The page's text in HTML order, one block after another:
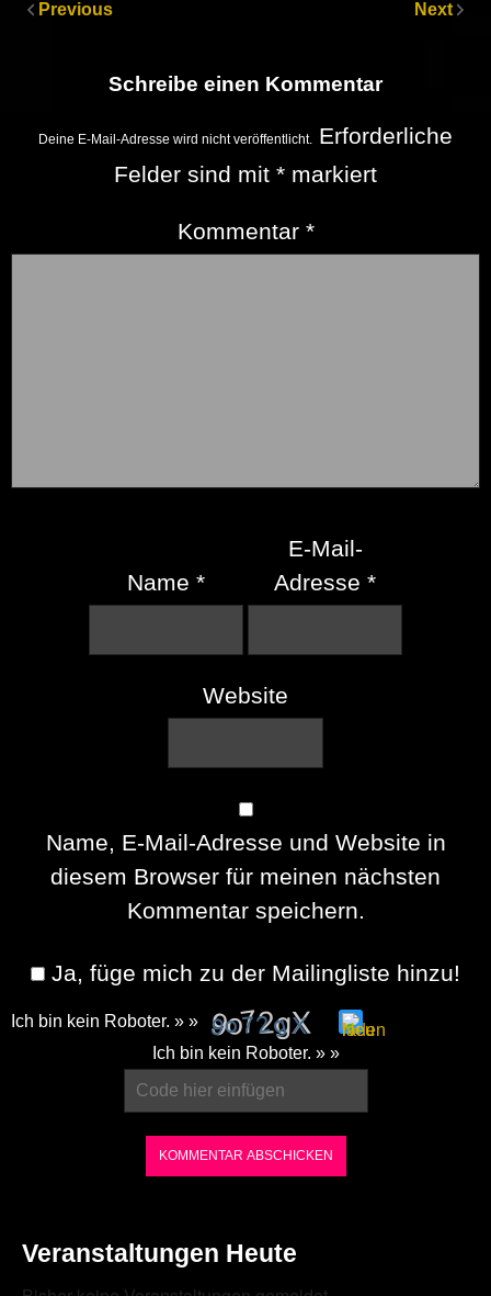
Previous Next
Schreibe einen Kommentar
Deine E-Mail-Adresse wird nicht veröffentlicht. Erforderliche
Felder sind mit * markiert
Kommentar *
Name *
E-Mail-
Adresse*
Website
Name, E-Mail-Adresse und Website in
diesem Browser für meinen nächsten
Kommentar speichern.
Ja, füge mich zu der Mailingliste hinzu!
Ich bin kein Roboter. » »
the
Ich bin kein Roboter. » »
Veranstaltungen Heute